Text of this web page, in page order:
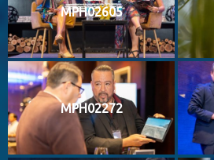
MPH02605
MPH02272